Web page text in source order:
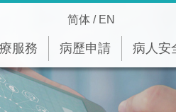
简体 / EN
服務 病歷申請 病人安